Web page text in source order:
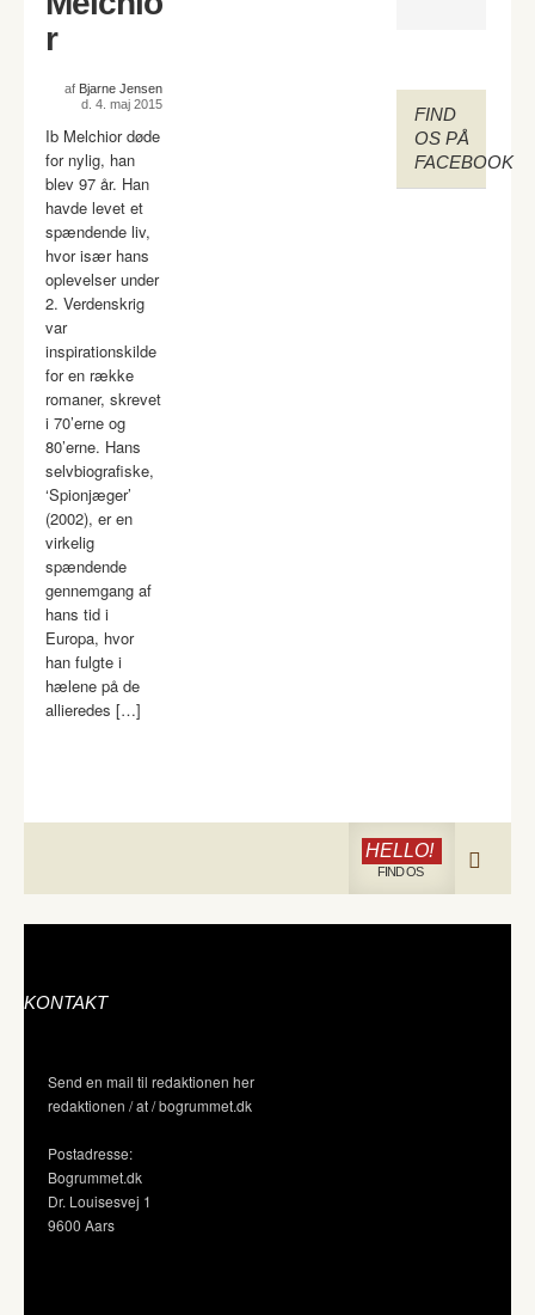
r
af Bjarne Jensen
d. 4. maj 2015
Ib Melchior døde
for nylig, han
blev 97 år. Han
havde levet et
spændende liv,
hvor især hans
oplevelser under
2. Verdenskrig
var
inspirationskilde
for en række
romaner, skrevet
i 70’erne og
80’erne. Hans
selvbiografiske,
‘Spionjæger’
(2002), er en
virkelig
spændende
gennemgang af
hans tid i
Europa, hvor
han fulgte i
hælene på de
allieredes […]
FIND
OS PÅ
FACEBOOK
HELLO!
FIND OS
KONTAKT
Send en mail til redaktionen her
redaktionen / at / bogrummet.dk
Postadresse:
Bogrummet.dk
Dr. Louisesvej 1
9600 Aars